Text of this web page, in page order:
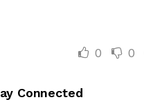
0 0
Connected